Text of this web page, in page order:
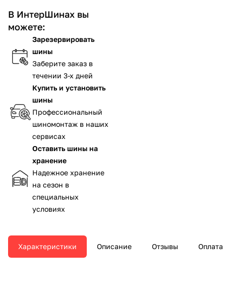
В ИнтерШинах вы
можете:
Зарезервировать
шины
Заберите заказ в
течении 3-х дней
Купить и установить
шины
Профессиональный
шиномонтаж в наших
сервисах
Оставить шины на
хранение
Надежное хранение
на сезон в
специальных
условиях
Характеристики Описание Отзывы Оплата